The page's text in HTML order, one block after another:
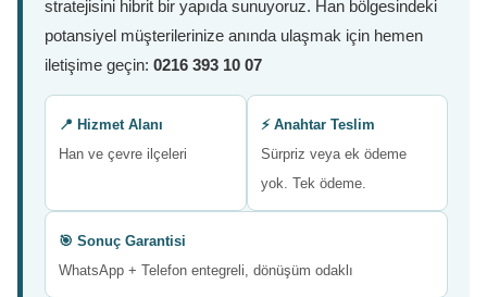
stratejisini hibrit bir yapıda sunuyoruz. Han bölgesindeki
potansiyel müşterilerinize anında ulaşmak için hemen
iletişime geçin: 0216 393 10 07
📍 Hizmet Alanı
Han ve çevre ilçeleri
⚡ Anahtar Teslim
Sürpriz veya ek ödeme
yok. Tek ödeme.
🎯 Sonuç Garantisi
WhatsApp + Telefon entegreli, dönüşüm odaklı